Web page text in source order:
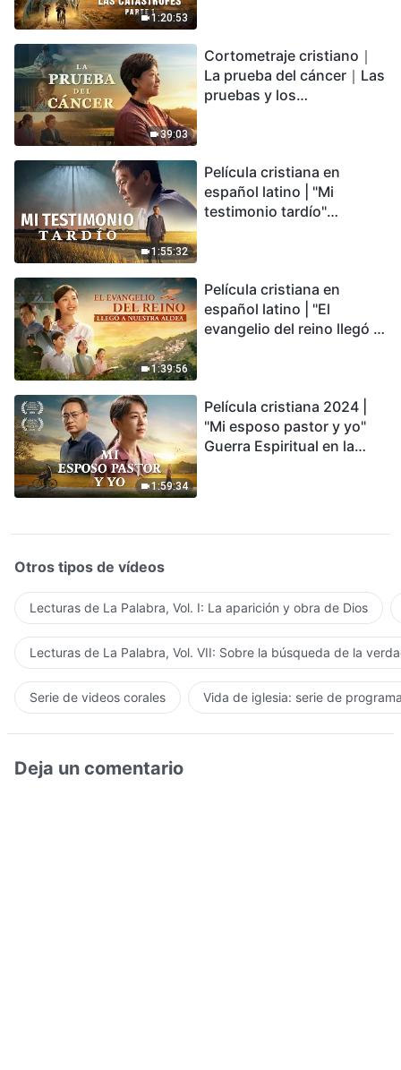
1:20:53
encontrarás refugio?
39:03
Cortometraje cristiano｜
La prueba del cáncer｜Las
pruebas y los
1:55:32
Película cristiana en
español latino | "Mi
testimonio tardío"
conmovedor
1:39:56
Película cristiana en
español latino | "El
evangelio del reino llegó a
1:59:34
Película cristiana 2024 |
"Mi esposo pastor y yo"
Guerra Espiritual en la
Otros tipos de vídeos
Lecturas de La Palabra, Vol. I: La aparición y obra de Dios
Lecturas de La Palabra, Vol. VII: Sobre la búsqueda de la
Serie de videos corales Vida de iglesia: serie de
Deja un comentario